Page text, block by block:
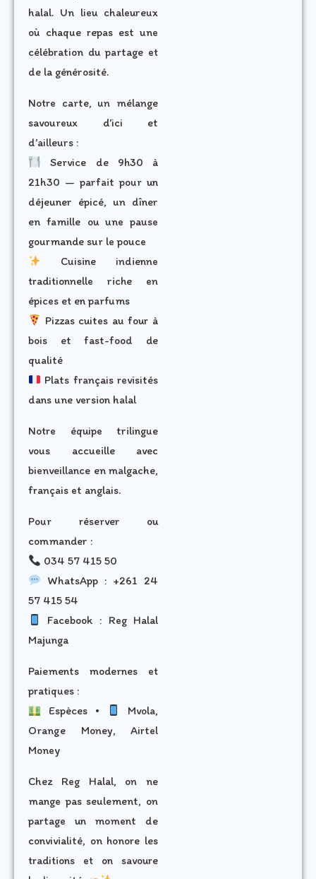
halal. Un lieu chaleureux
où chaque repas est une
célébration du partage et
de la générosité.
Notre carte, un mélange
savoureux d’ici et
d’ailleurs :
Service de 9h30 à
21h30 — parfait pour un
déjeuner épicé, un dîner
en famille ou une pause
gourmande sur le pouce
Cuisine indienne
traditionnelle riche en
épices et en parfums
Pizzas cuites au four à
bois et fast-food de
qualité
Plats français revisités
dans une version halal
Notre équipe trilingue
vous accueille avec
bienveillance en malgache,
français et anglais.
Pour réserver ou
commander :
034 57 415 50
WhatsApp : +261 24
57 415 54
Facebook : Reg Halal
Majunga
Paiements modernes et
pratiques :
Espèces •
Mvola,
Orange Money, Airtel
Money
Chez Reg Halal, on ne
mange pas seulement, on
partage un moment de
convivialité, on honore les
traditions et on savoure